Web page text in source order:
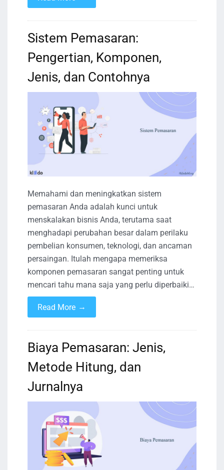
Sistem Pemasaran:
Pengertian, Komponen,
Jenis, dan Contohnya
Memahami dan meningkatkan sistem
pemasaran Anda adalah kunci untuk
menskalakan bisnis Anda, terutama saat
menghadapi perubahan besar dalam perilaku
pembelian konsumen, teknologi, dan ancaman
persaingan. Itulah mengapa memeriksa
komponen pemasaran sangat penting untuk
mencari tahu mana saja yang perlu diperbaiki…
Read More →
Biaya Pemasaran: Jenis,
Metode Hitung, dan
Jurnalnya